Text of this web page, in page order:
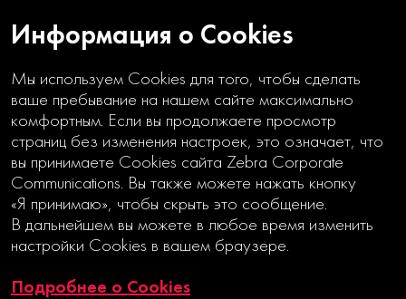
Клиенты
200+
Клиенты по отраслям
Информация о Cookies
Мы используем Cookies для того, чтобы сделать
ваше пребывание на нашем сайте максимально
комфортным. Если вы продолжаете просмотр
страниц без изменения настроек, это означает, что
вы принимаете Cookies сайта Zebra Corporate
Communications. Вы также можете нажать кнопку
«Я принимаю», чтобы скрыть это сообщение.
В дальнейшем вы можете в любое время изменить
настройки Cookies в вашем браузере.
Подробнее о Cookies